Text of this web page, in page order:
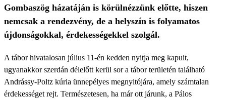
Gombaszög házatáján is körülnézzünk előtte, hiszen
nemcsak a rendezvény, de a helyszín is folyamatos
újdonságokkal, érdekességekkel szolgál.
A tábor hivatalosan július 11-én kedden nyitja meg kapuit,
ugyanakkor szerdán délelőtt kerül sor a tábor területén található
Andrássy-Poltz kúria ünnepélyes megnyitójára, amely számtalan
érdekességet rejt. Természetesen, ha már ott járunk, a Pálos